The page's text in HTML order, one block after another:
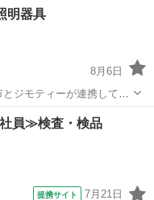
明器具
8月6日
まだ使えるものをリユー
員≫検査・検品
提携サイト 7月21日